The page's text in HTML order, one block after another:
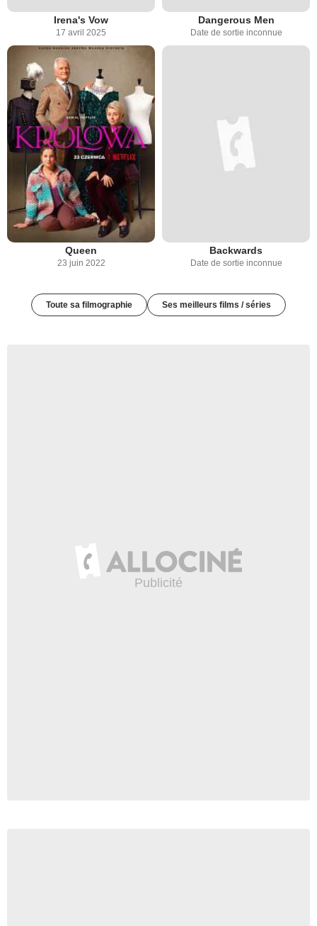
Irena's Vow
17 avril 2025
Dangerous Men
Date de sortie inconnue
Queen
23 juin 2022
Backwards
Date de sortie inconnue
Toute sa filmographie Ses meilleurs films / séries